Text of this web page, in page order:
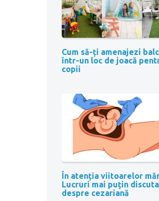
Cum să-ți amenajezi
într-un loc de joacă
copii
În atenția viitoarelor
Lucruri mai puțin
despre cezariană